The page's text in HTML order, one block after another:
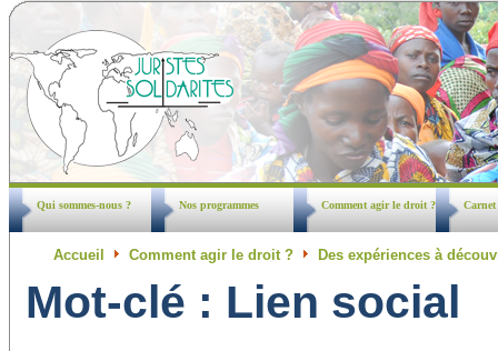
Qui sommes-nous ? Nos programmes Comment agir le droit ? Carnet
Accueil Comment agir le droit ? Des expériences à
Mot-clé : Lien social